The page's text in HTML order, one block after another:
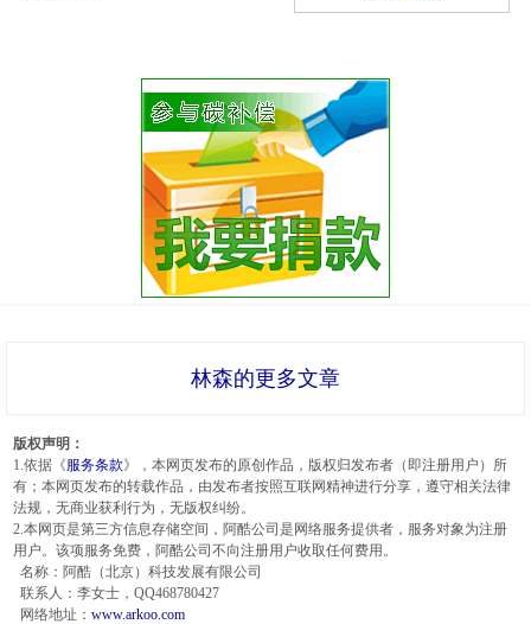
林森的更多文章
版权声明：
1.依据《服务条款》，本网页发布的原创作品，版权归发布者（即注册用户）所
有；本网页发布的转载作品，由发布者按照互联网精神进行分享，遵守相关法律
法规，无商业获利行为，无版权纠纷。
2.本网页是第三方信息存储空间，阿酷公司是网络服务提供者，服务对象为注册
用户。该项服务免费，阿酷公司不向注册用户收取任何费用。
名称：阿酷（北京）科技发展有限公司
联系人：李女士，QQ468780427
网络地址： www.arkoo.com